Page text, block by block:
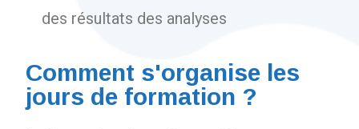
des résultats des analyses
Comment s'organise les
jours de formation ?